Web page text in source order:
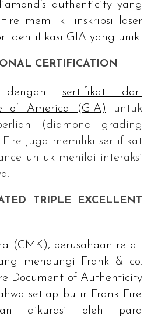
authenticity yang
memiliki inskripsi laser
identifikasi GIA yang unik.
CERTIFICATION
sertifikat dari
of America
(GIA) untuk
(diamond grading
Fire juga memiliki sertifikat
untuk menilai interaksi
TRIPLE EXCELLENT
(CMK), perusahaan retail
menaungi Frank & co.
Document of Authenticity
setiap butir Frank Fire
dikurasi oleh para